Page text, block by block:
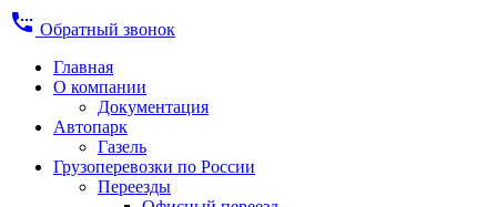
settings_phone Обратный звонок
Главная
О компании
Документация
Автопарк
Газель
Грузоперевозки по России
Переезды